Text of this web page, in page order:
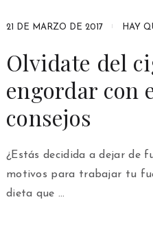
21 DE MARZO DE 2017 HAY
Olvidate del
engordar con
consejos
¿Estás decidida a dejar de
motivos para trabajar tu
dieta que …